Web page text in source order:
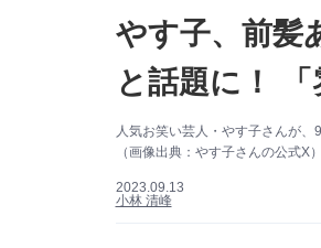
やす子、前髪
と話題に！
人気お笑い芸人・やす子さんが
（画像出典：やす子さんの公式X）
2023.09.13
小林 清峰